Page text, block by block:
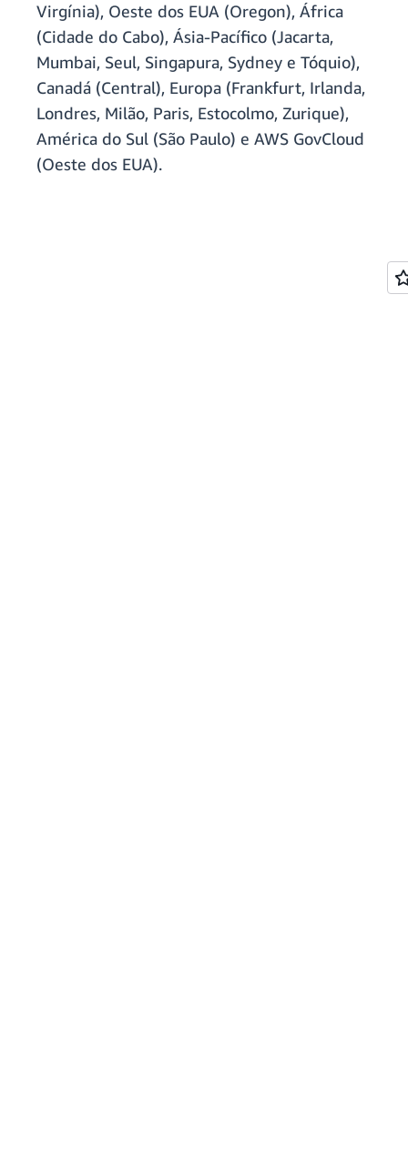
Virgínia), Oeste dos EUA (Oregon), África
(Cidade do Cabo), Ásia-Pacífico (Jacarta,
Mumbai, Seul, Singapura, Sydney e Tóquio),
Canadá (Central), Europa (Frankfurt, Irlanda,
Londres, Milão, Paris, Estocolmo, Zurique),
América do Sul (São Paulo) e AWS GovCloud
(Oeste dos EUA).